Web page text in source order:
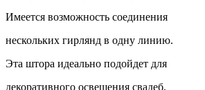
Имеется возможность соединения
нескольких гирлянд в одну линию.
Эта штора идеально подойдет для
декоративного освещения свадеб,